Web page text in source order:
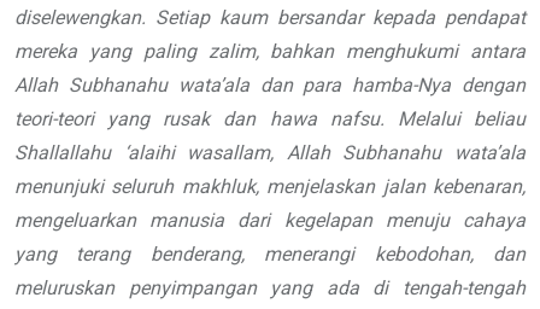
diselewengkan. Setiap kaum bersandar kepada pendapat
mereka yang paling zalim, bahkan menghukumi antara
Allah Subhanahu wata’ala dan para hamba-Nya dengan
teori-teori yang rusak dan hawa nafsu.
Melalui beliau
Shallallahu ‘alaihi wasallam, Allah Subhanahu wata’ala
menunjuki seluruh makhluk, menjelaskan jalan kebenaran,
mengeluarkan manusia dari
kegelapan menuju cahaya
yang terang
benderang, menerangi
kebodohan, dan
meluruskan penyimpangan yang ada di
tengah-tengah